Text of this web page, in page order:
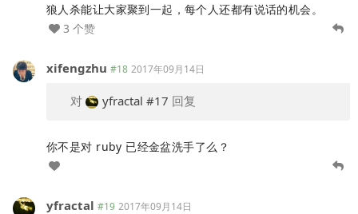
狼人杀能让大家聚到一起，每个人还都有说话的机会。
3 个赞
xifengzhu #18 2017年09月14日
对 yfractal #17 回复
你不是对 ruby 已经金盆洗手了么？
yfractal #19 2017年09月14日